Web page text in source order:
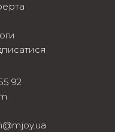
92